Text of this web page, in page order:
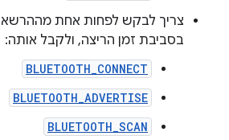
צריך לבקש לפחות אחת
בסביבת זמן הריצה, ולקבל אותה:
BLUETOOTH_CONNECT
BLUETOOTH_ADVERTISE
BLUETOOTH_SCAN